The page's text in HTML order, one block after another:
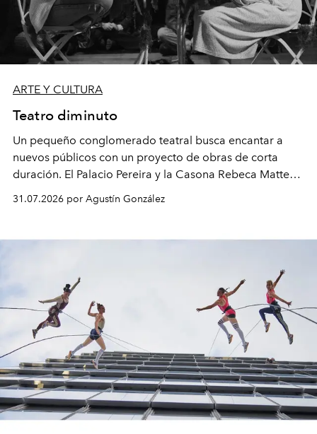
ARTE Y CULTURA
Teatro diminuto
Un pequeño conglomerado teatral busca encantar a
nuevos públicos con un proyecto de obras de corta
duración. El Palacio Pereira y la Casona Rebeca Matte
son algunos de los lugares que han albergado estas
miniobras. Sus puestas en escena son limpias; ponen el
31.07.2026 por Agustín González